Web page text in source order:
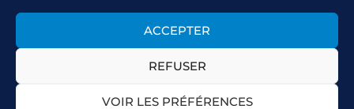
ACCEPTER
REFUSER
VOIR LES PRÉFÉRENCES
0442102200
provencealpescotedazur
@franceolympique.com